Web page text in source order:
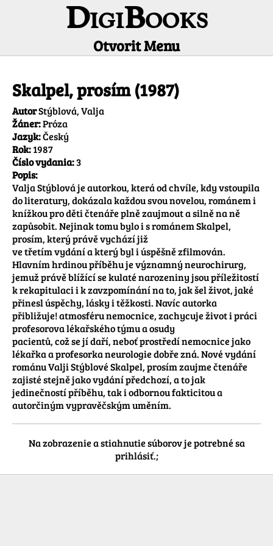
DigiBooks
Otvorit Menu
Skalpel, prosím (1987)
AutorStýblová, Valja
Žáner:Próza
Jazyk:Český
Rok:1987
Číslo vydania:3
Popis:
Valja Stýblová je autorkou, která od chvíle, kdy vstoupila
do literatury, dokázala každou svou novelou, románem i
knížkou pro děti čtenáře plně zaujmout a silně na ně
zapůsobit. Nejinak tomu bylo i s románem Skalpel,
prosím, který právě vychází již
ve třetím vydání a který byl i úspěšně zfilmován.
Hlavním hrdinou příběhu je významný neurochirurg,
jemuž právě blížící se kulaté narozeniny jsou příležitostí
k rekapitulaci i k zavzpomínání na to, jak šel život, jaké
přinesl úspěchy, lásky i těžkosti. Navíc autorka
přibližuje! atmosféru nemocnice, zachycuje život i práci
profesorova lékařského týmu a osudy
pacientů, což se jí daří, neboť prostředí nemocnice jako
lékařka a profesorka neurologie dobře zná. Nové vydání
románu Valji Stýblové Skalpel, prosím zaujme čtenáře
zajisté stejně jako vydání předchozí, a to jak
jedinečností příběhu, tak i odbornou fakticitou a
autorčiným vypravěčským uměním.
Na zobrazenie a stiahnutie súborov je potrebné sa
prihlásiť.;